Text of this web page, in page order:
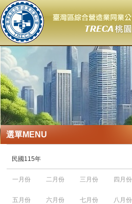
選單MENU
民國115年
一月份 二月份 三月份 四月份
五月份 六月份 七月份 八月份